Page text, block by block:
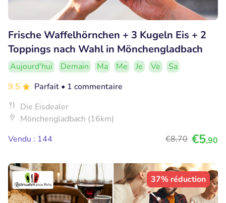
Frische Waffelhörnchen + 3 Kugeln Eis + 2
Toppings nach Wahl in Mönchengladbach
Aujourd'hui Demain Ma Me Je Ve
Sa
9.5
Parfait • 1 commentaire
Die Eisdealer
Mönchengladbach (16km)
Vendu : 144
€8,70 €5,90
37% réduction